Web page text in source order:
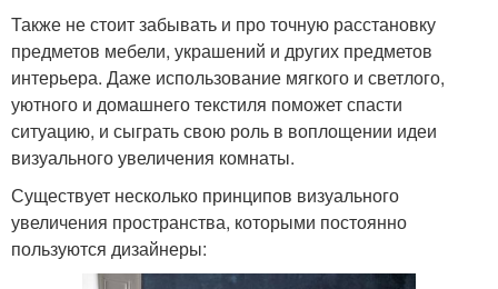
Также не стоит забывать и про точную расстановку
предметов мебели, украшений и других предметов
интерьера. Даже использование мягкого и светлого,
уютного и домашнего текстиля поможет спасти
ситуацию, и сыграть свою роль в воплощении идеи
визуального увеличения комнаты.
Существует несколько принципов визуального
увеличения пространства, которыми постоянно
пользуются дизайнеры: